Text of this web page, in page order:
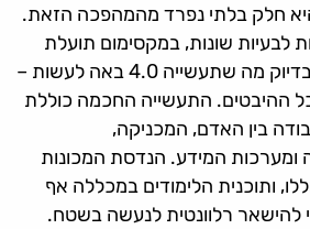
חלק בלתי נפרד מהמהפכה הזאת.
לבעיות שונות, במקסימום תועלת
ובמינימום אנרגיה, וזה בדיוק מה שתעשייה 4.0 באה לעשות –
ההיבטים. התעשייה החכמה כוללת
בין האדם, המכניקה,
ומערכות המידע. הנדסת המכונות
ותוכנית הלימודים במכללה אף
להישאר רלוונטית לנעשה בשטח.